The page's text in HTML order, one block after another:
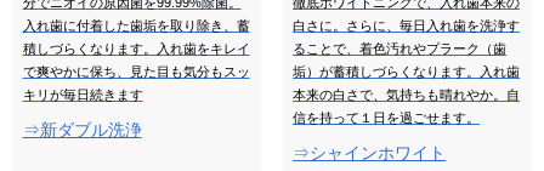
入れ歯に付着した歯垢を取り除き、蓄
積しづらくなります。入れ歯をキレイ
で爽やかに保ち、見た目も気分もスッ
キリが毎日続きます
⇒新ダブル洗浄
白さに。さらに、毎日入れ歯を洗浄す
ることで、着色汚れやプラーク（歯
垢）が蓄積しづらくなります。入れ歯
本来の白さで、気持ちも晴れやか。自
信を持って１日を過ごせます。
⇒シャインホワイト